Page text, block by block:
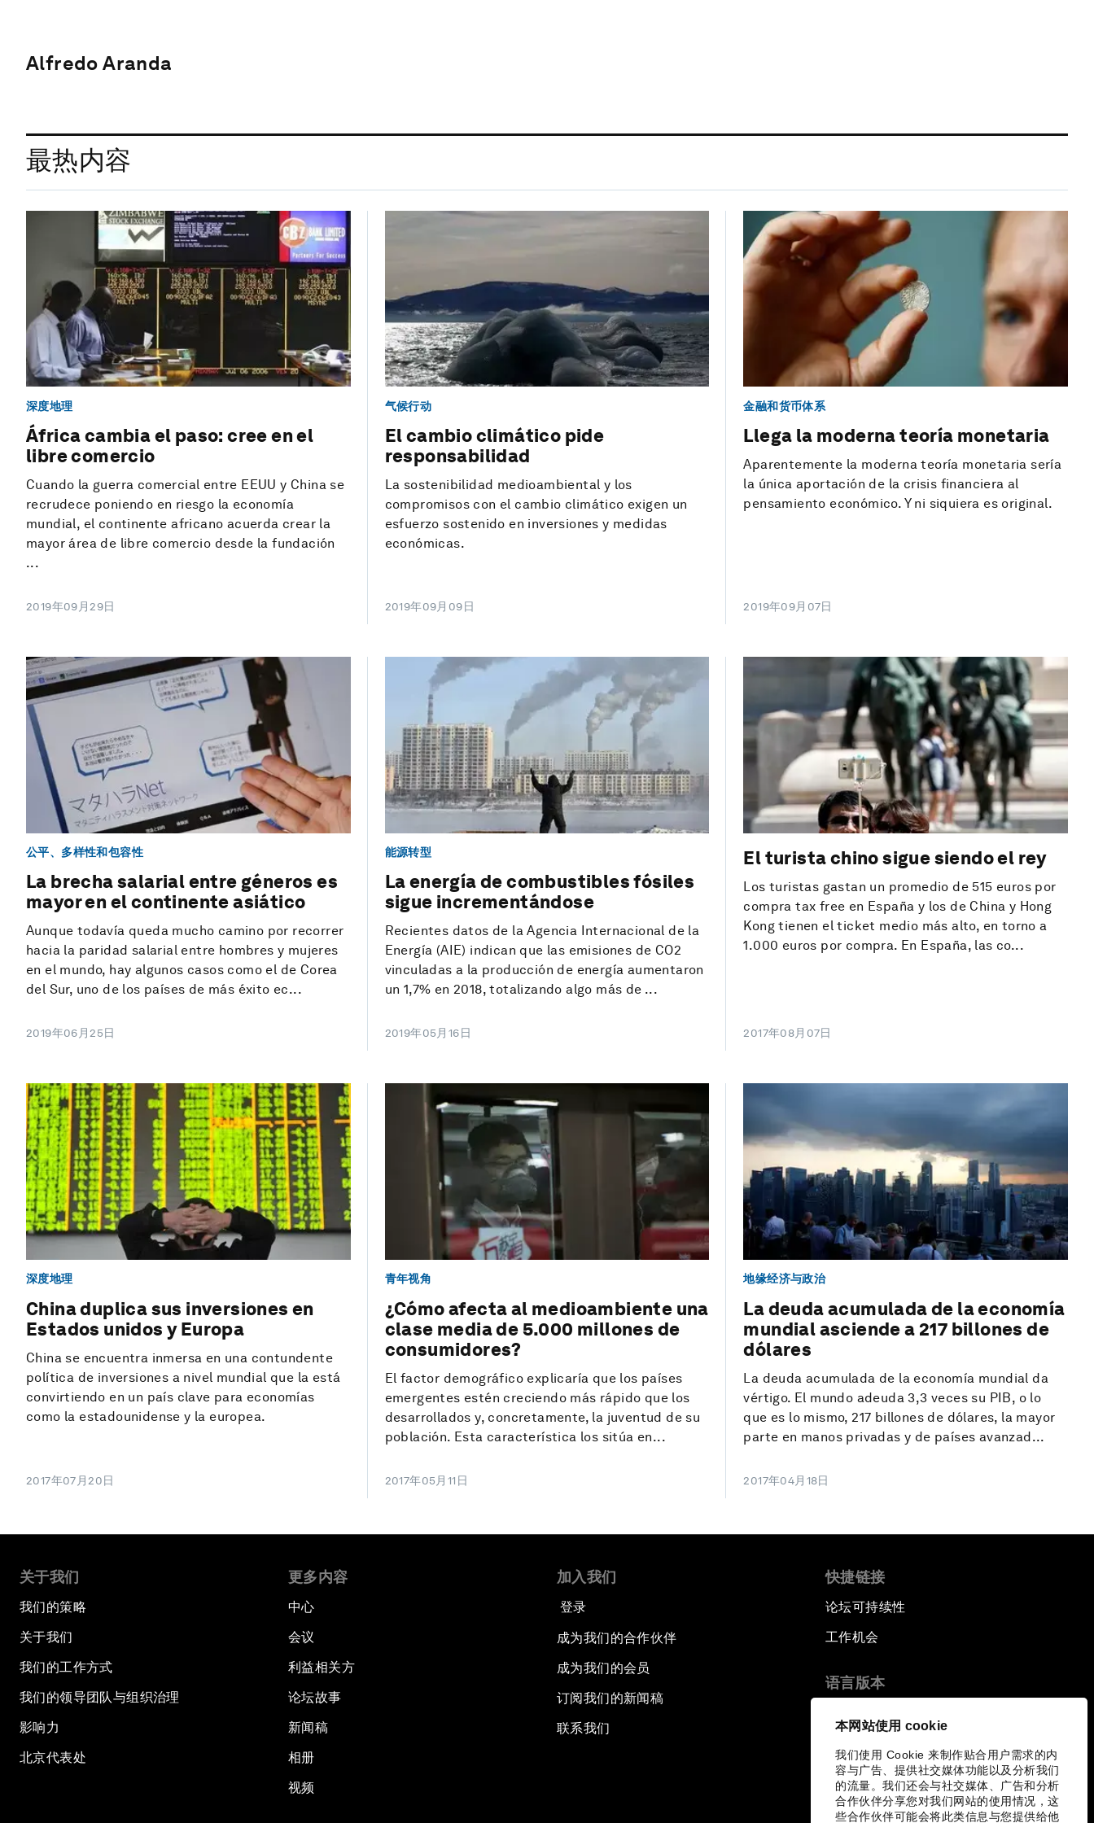
本网站使用 cookie
我们使用 Cookie 来制作贴合用户需求的内
容与广告、提供社交媒体功能以及分析我们
的流量。我们还会与社交媒体、广告和分析
合作伙伴分享您对我们网站的使用情况，这
些合作伙伴可能会将此类信息与您提供给他
Alfredo Aranda
最热内容
深度地理
África cambia el paso: cree en el
libre comercio
Cuando la guerra comercial entre EEUU y China se
recrudece poniendo en riesgo la economía
mundial, el continente africano acuerda crear la
mayor área de libre comercio desde la fundación
...
2019年09月29日
气候行动
El cambio climático pide
responsabilidad
La sostenibilidad medioambiental y los
compromisos con el cambio climático exigen un
esfuerzo sostenido en inversiones y medidas
económicas.
2019年09月09日
金融和货币体系
Llega la moderna teoría monetaria
Aparentemente la moderna teoría monetaria sería
la única aportación de la crisis financiera al
pensamiento económico. Y ni siquiera es original.
2019年09月07日
公平、多样性和包容性
La brecha salarial entre géneros es
mayor en el continente asiático
Aunque todavía queda mucho camino por recorrer
hacia la paridad salarial entre hombres y mujeres
en el mundo, hay algunos casos como el de Corea
del Sur, uno de los países de más éxito ec...
2019年06月25日
能源转型
La energía de combustibles fósiles
sigue incrementándose
Recientes datos de la Agencia Internacional de la
Energía (AIE) indican que las emisiones de CO2
vinculadas a la producción de energía aumentaron
un 1,7% en 2018, totalizando algo más de ...
2019年05月16日
El turista chino sigue siendo el rey
Los turistas gastan un promedio de 515 euros por
compra tax free en España y los de China y Hong
Kong tienen el ticket medio más alto, en torno a
1.000 euros por compra. En España, las co...
2017年08月07日
深度地理
China duplica sus inversiones en
Estados unidos y Europa
China se encuentra inmersa en una contundente
política de inversiones a nivel mundial que la está
convirtiendo en un país clave para economías
como la estadounidense y la europea.
2017年07月20日
青年视角
¿Cómo afecta al medioambiente una
clase media de 5.000 millones de
consumidores?
El factor demográfico explicaría que los países
emergentes estén creciendo más rápido que los
desarrollados y, concretamente, la juventud de su
población. Esta característica los sitúa en...
2017年05月11日
地缘经济与政治
La deuda acumulada de la economía
mundial asciende a 217 billones de
dólares
La deuda acumulada de la economía mundial da
vértigo. El mundo adeuda 3,3 veces su PIB, o lo
que es lo mismo, 217 billones de dólares, la mayor
parte en manos privadas y de países avanzad...
2017年04月18日
关于我们
我们的策略
关于我们
我们的工作方式
我们的领导团队与组织治理
影响力
北京代表处
更多内容
中心
会议
利益相关方
论坛故事
新闻稿
相册
视频
加入我们
登录
成为我们的合作伙伴
成为我们的会员
订阅我们的新闻稿
联系我们
快捷链接
论坛可持续性
工作机会
语言版本